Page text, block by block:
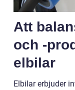
Att
och -
elbilar
Elbilar erbjuder